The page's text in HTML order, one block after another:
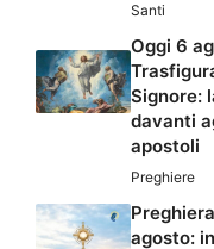
Santi
Oggi 6
Signore:
davanti
apostoli
Preghiere
agosto: